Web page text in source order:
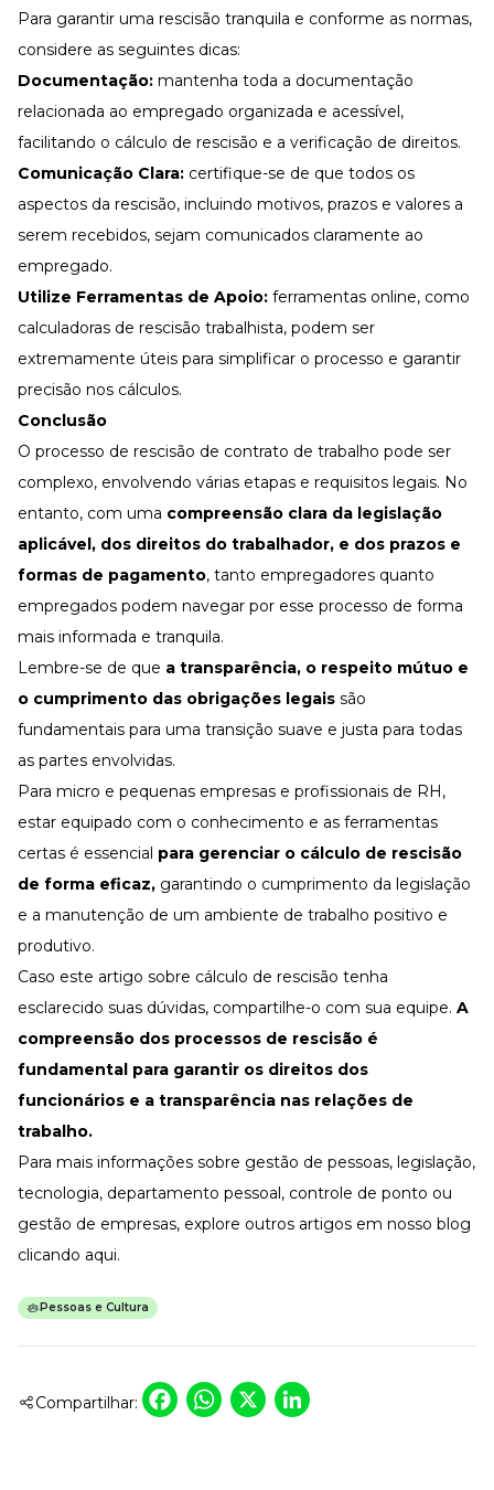
Para garantir uma rescisão tranquila e conforme as normas,
considere as seguintes dicas:
Documentação: mantenha toda a documentação
relacionada ao empregado organizada e acessível,
facilitando o cálculo de rescisão e a verificação de direitos.
Comunicação Clara: certifique-se de que todos os
aspectos da rescisão, incluindo motivos, prazos e valores a
serem recebidos, sejam comunicados claramente ao
empregado.
Utilize Ferramentas de Apoio: ferramentas online, como
calculadoras de rescisão trabalhista, podem ser
extremamente úteis para simplificar o processo e garantir
precisão nos cálculos.
Conclusão
O processo de rescisão de contrato de trabalho pode ser
complexo, envolvendo várias etapas e requisitos legais. No
entanto, com uma compreensão clara da legislação
aplicável, dos direitos do trabalhador, e dos prazos e
formas de pagamento, tanto empregadores quanto
empregados podem navegar por esse processo de forma
mais informada e tranquila.
Lembre-se de que a transparência, o respeito mútuo e
o cumprimento das obrigações legais são
fundamentais para uma transição suave e justa para todas
as partes envolvidas.
Para micro e pequenas empresas e profissionais de RH,
estar equipado com o conhecimento e as ferramentas
certas é essencial para gerenciar o cálculo de rescisão
de forma eficaz, garantindo o cumprimento da legislação
e a manutenção de um ambiente de trabalho positivo e
produtivo.
Caso este artigo sobre cálculo de rescisão tenha
esclarecido suas dúvidas, compartilhe-o com sua equipe. A
compreensão dos processos de rescisão é
fundamental para garantir os direitos dos
funcionários e a transparência nas relações de
trabalho.
Para mais informações sobre gestão de pessoas, legislação,
tecnologia, departamento pessoal, controle de ponto ou
gestão de empresas, explore outros artigos em nosso blog
clicando aqui.
Pessoas e Cultura
Compartilhar: Facebook
WhatsApp
X